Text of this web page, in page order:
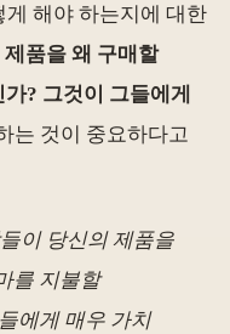
해야 하는지에 대한
품을 왜 구매할
? 그것이 그들에게
는 것이 중요하다고
이 당신의 제품을
를 지불할
에게 매우 가치